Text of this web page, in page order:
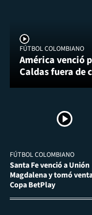
FÚTBOL COLOMBIANO
América venció
Caldas fuera de
FÚTBOL COLOMBIANO
Santa Fe venció a Unión
Magdalena y tomó
Copa BetPlay